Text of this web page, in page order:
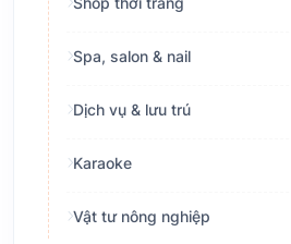
Spa, salon & nail
Dịch vụ & lưu trú
Karaoke
Vật tư nông nghiệp